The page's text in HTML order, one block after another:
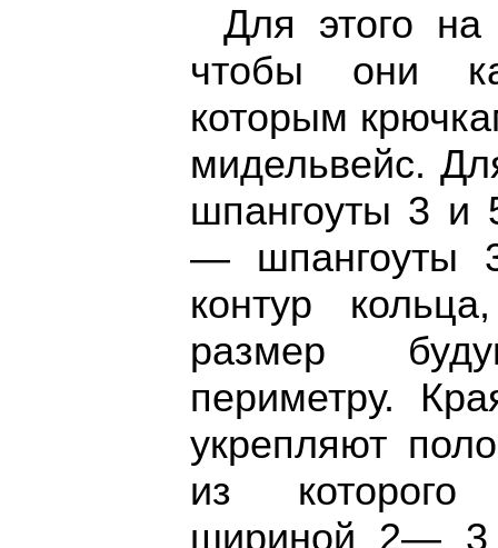
Для этого на
чтобы они
которым
мидельвейс.
шпангоуты 3 и
— шпангоуты
контур
размер
периметру.
укрепляют
из которого
шириной 2— 3